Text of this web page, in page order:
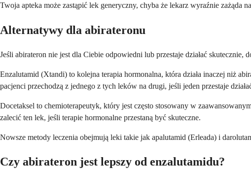
Twoja apteka może zastąpić lek generyczny, chyba że lekarz wyraźnie
Alternatywy dla abirateronu
Jeśli abirateron nie jest dla Ciebie odpowiedni lub przestaje działać
Enzalutamid (Xtandi) to kolejna terapia hormonalna, która działa inaczej niż
pacjenci przechodzą z jednego z tych leków na drugi, jeśli jeden przestaje
Docetaksel to chemioterapeutyk, który jest często stosowany w
zalecić ten lek, jeśli terapie hormonalne przestaną być skuteczne.
Nowsze metody leczenia obejmują leki takie jak apalutamid (Erleada) i
Czy abirateron jest lepszy od enzalutamidu?